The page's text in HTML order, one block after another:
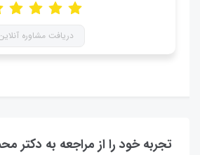
دریافت مشاوره
تجربه خود را از مراجعه به